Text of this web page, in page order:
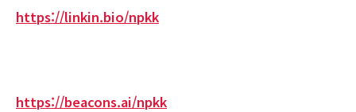
https://linkin.bio/npkk
https://beacons.ai/npkk